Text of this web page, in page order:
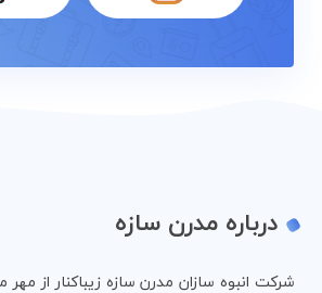
درباره مدرن سازه